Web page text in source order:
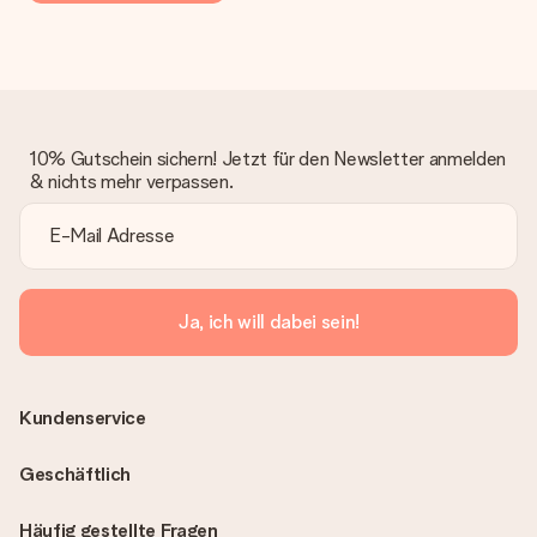
10% Gutschein sichern! Jetzt für den Newsletter anmelden
& nichts mehr verpassen.
Ja, ich will dabei sein!
Häufig gestellte Fragen
Kundenservice
Geschäftlich